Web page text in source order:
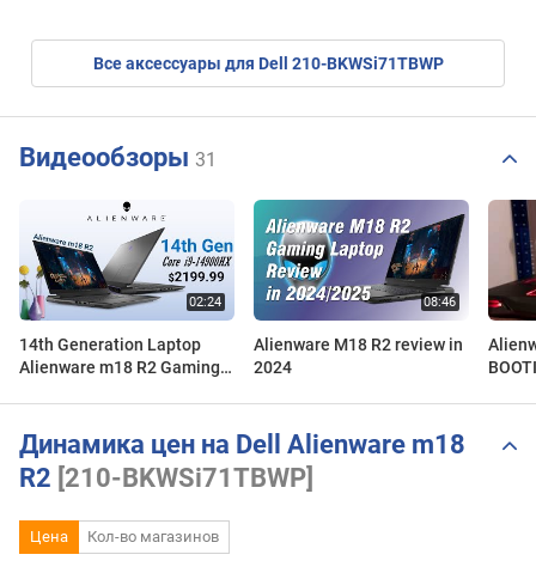
Все аксессуары для Dell 210-BKWSi71TBWP
Видеообзоры 31
14th Generation Laptop
Alienware m18 R2 Gaming
Alienware M18 R2 review in
2024
Динамика цен на Dell Alienware m18
R2 [210-BKWSi71TBWP]
Цена Кол-во магазинов